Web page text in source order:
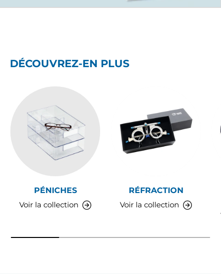
DÉCOUVREZ-EN PLUS
PÉNICHES
Voir la collection
RÉFRACTION
Voir la collection